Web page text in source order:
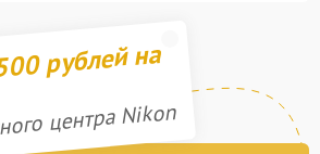
рублей на
центра Nikon